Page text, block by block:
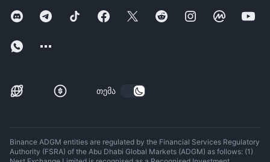
თემა
Binance ADGM entities are regulated by the Financial Services Regulatory
Authority (FSRA) of the Abu Dhabi Global Markets (ADGM) as follows: (1)